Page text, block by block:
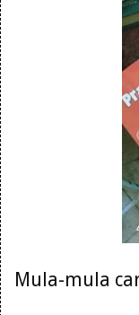
Mula-mula